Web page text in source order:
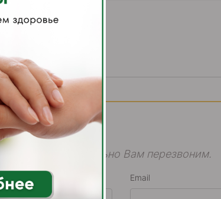
430-34-61
шоссе, д.112
мы обязательно Вам перезвоним.
Email